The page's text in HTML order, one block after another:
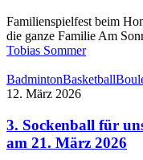
Familienspielfest beim
die ganze Familie Am
Tobias Sommer
BadmintonBasketball
12. März 2026
3. Sockenball für
am 21. März 2026